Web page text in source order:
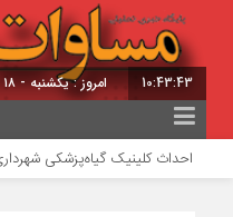
10:43:44 امروز : یکشنبه - ۱۸ مرداد - ۱۴۰۵
احداث کلینیک گیاه‌پزشکی شهرداری